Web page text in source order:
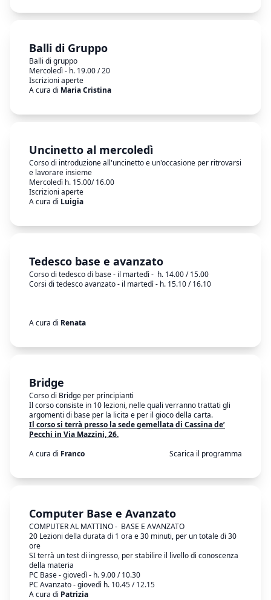
Balli di Gruppo
Balli di gruppo
Mercoledì - h. 19.00 / 20
Iscrizioni aperte
A cura di Maria Cristina
Uncinetto al mercoledì
Corso di introduzione all'uncinetto e un'occasione per ritrovarsi
e lavorare insieme
Mercoledì h. 15.00/ 16.00
Iscrizioni aperte
A cura di Luigia
Tedesco base e avanzato
Corso di tedesco di base - il martedì - h. 14.00 / 15.00
Corsi di tedesco avanzato - il martedì - h. 15.10 / 16.10
A cura di Renata
Bridge
Corso di Bridge per principianti
Il corso consiste in 10 lezioni, nelle quali verranno trattati gli
argomenti di base per la licita e per il gioco della carta.
Il corso si terrà presso la sede gemellata di Cassina de’
Pecchi in Via Mazzini, 26.
A cura di Franco Scarica il programma
Computer Base e Avanzato
COMPUTER AL MATTINO - BASE E AVANZATO
20 Lezioni della durata di 1 ora e 30 minuti, per un totale di 30
ore
SI terrà un test di ingresso, per stabilire il livello di conoscenza
della materia
PC Base - giovedì - h. 9.00 / 10.30
PC Avanzato - giovedì h. 10.45 / 12.15
A cura di Patrizia